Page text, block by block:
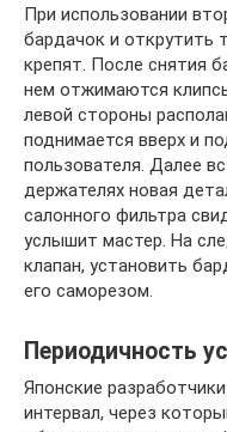
При использовании
бардачок и открутить
крепят. После снятия
нем отжимаются
левой стороны
поднимается вверх и
пользователя. Далее
держателях новая
салонного фильтра
услышит мастер. На
клапан, установить
его саморезом.
Периодичность
Японские
интервал, через